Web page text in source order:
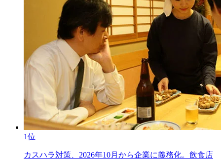
1位
カスハラ対策、2026年10月から企業に義務化。飲食店